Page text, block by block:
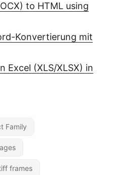
to HTML using
Konvertierung mit
Excel (XLS/XLSX) in
Family
frames